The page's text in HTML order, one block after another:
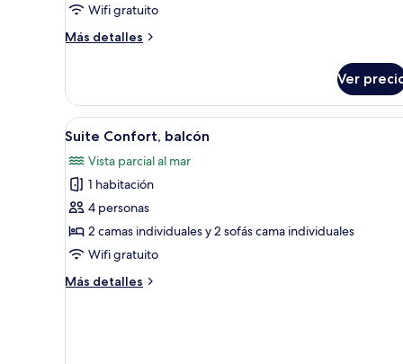
(2
adults
child)
Wifi gratuito
Más detalles
Más
doble
superior
(2
+
child)
Ver
Abrir
todas
las
fotos
de
Suite
Confort,
Una habitación de hotel con
4
Suite Confort, balcón
Vista parcial al mar
1 habitación
4 personas
2 camas individuales y 2 sofás cama individuales
Wifi gratuito
Más detalles
Más